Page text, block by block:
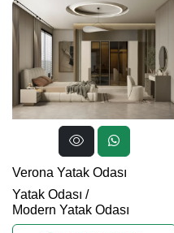
Verona Yatak Odası
Yatak Odası /
Modern Yatak Odası